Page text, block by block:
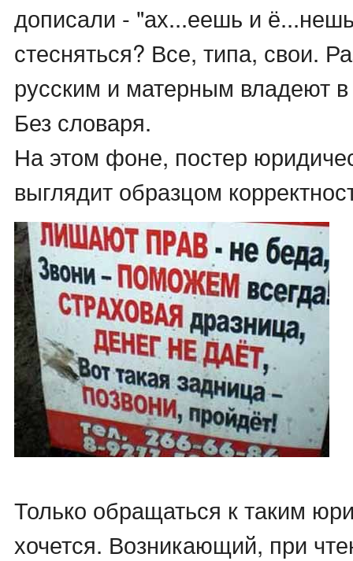
дописали - "ах...еешь и
стесняться? Все, типа, свои.
русским и матерным владеют
Без словаря.
На этом фоне, постер
выглядит образцом
Только обращаться к таким
хочется. Возникающий, при